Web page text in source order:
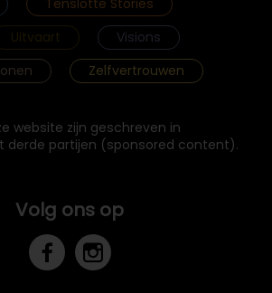
Uitvaart
Visions
Zelfvertrouwen
website zijn geschreven in
derde partijen (sponsored content).
Volg ons op